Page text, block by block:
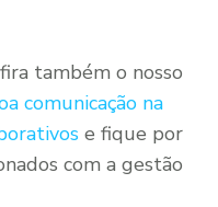
também o nosso
comunicação na
e fique por
com a gestão